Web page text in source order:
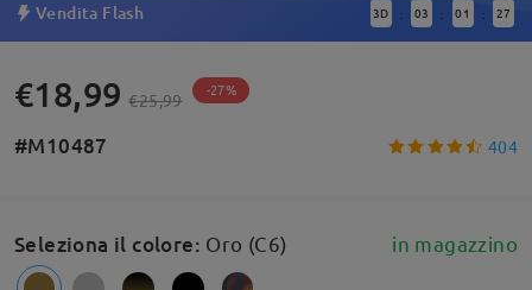
Vendita Flash 3D : 03 : 01 : 27
€18,99 €25,99 -27%
#M10487 404
Seleziona il colore: Oro (C6) in magazzino